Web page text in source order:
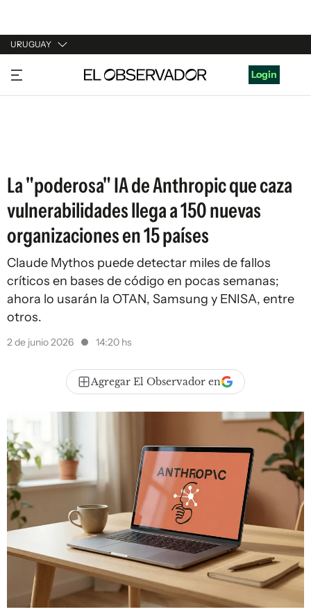
URUGUAY
URUGUAY
ARGENTINA
Login
La "poderosa" IA de Anthropic que caza
vulnerabilidades llega a 150 nuevas
organizaciones en 15 países
Claude Mythos puede detectar miles de fallos
críticos en bases de código en pocas semanas;
ahora lo usarán la OTAN, Samsung y ENISA, entre
otros.
2 de junio 2026 14:20 hs
Agregar El Observador en